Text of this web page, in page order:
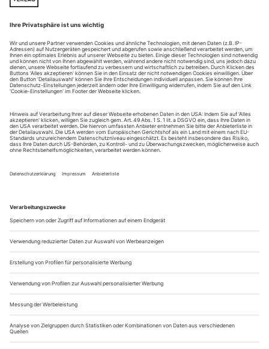
und entwickelte mit ihr die Dramaturgie der Stücke «1980» bis
«Ahnen». Heute steht er in seinen eigenen Stücken auf der Bühne.
Pina und ihr Dramaturg.1977 habe ich zum ersten Mal ein
Stück von Pina gesehen, «Blaubart». Danach kamen ihre
«Macbeth»-Paraphrase «Er nimmt sie an der Hand und führt
sie in das Schloß, die anderen folgen» und «Kontakthof». Zu
der Zeit schrieb ich viel über Theater und schlug der
Zeitschrift «Theater heute» 1979 einen umfangreicheren Text
über Pinas Arbeit vor....
Michael Clark, der Ballettpunk von einst, betreibt seine eigene Retro-
Sie sind schon so oft erzählt worden, die Geschichten von
Drogen-Cocktails und Entziehungskuren. Michael Clark, die
Punk-Rakete des Balletts, heiratete 1989 den Choreografen
Stephen Petronio. Zur Besiegelung ihrer Beziehung trieben sie
es in einer Londoner Galerie live vor geladenem Publikum.
Der Ballerino als Punk, das war mal große Fallhöhe: Ein
hochbegabter...
Carlos Acosta